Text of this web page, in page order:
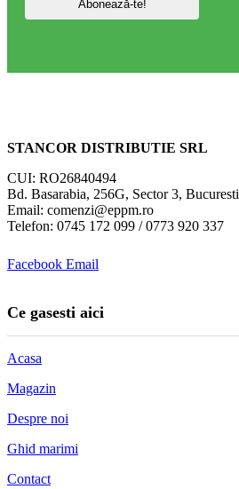
STANCOR DISTRIBUTIE SRL
CUI: RO26840494
Bd. Basarabia, 256G, Sector 3, Bucuresti
Email: comenzi@eppm.ro
Telefon: 0745 172 099 / 0773 920 337
Facebook Email
Ce gasesti aici
Acasa
Magazin
Despre noi
Ghid marimi
Contact